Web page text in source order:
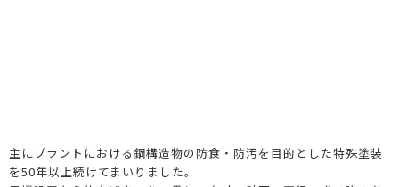
主にプラントにおける鋼構造物の防食・防汚を目的とした特殊塗装
を50年以上続けてまいりました。